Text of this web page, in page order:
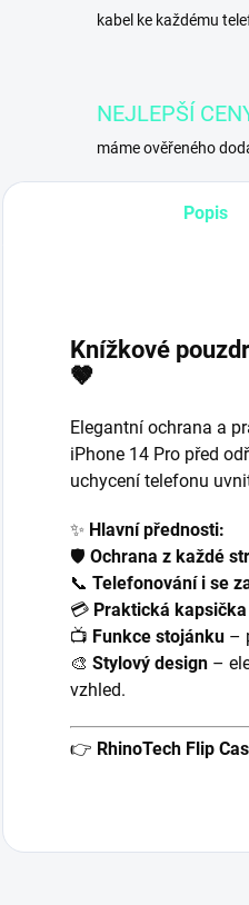
kabel ke každému
NEJLEPŠÍ
máme ověřeného
Popis
Knížkové
🤎
Elegantní ochrana a
iPhone 14 Pro před
uchycení telefonu
✨ Hlavní přednosti:
🛡️ Ochrana z každé
📞 Telefonování i se
💳 Praktická kapsička
📺 Funkce stojánku –
🎨 Stylový design –
vzhled.
👉 RhinoTech Flip